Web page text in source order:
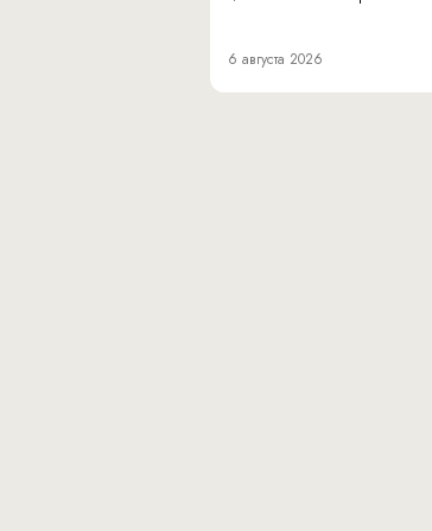
6 августа 2026